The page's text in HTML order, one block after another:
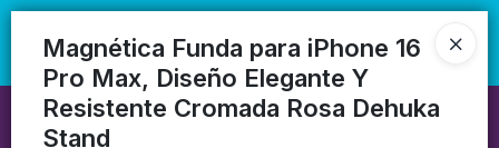
611834401934
Magnética Funda para iPhone 16
Pro Max, Diseño Elegante Y
Resistente Cromada Rosa Dehuka
Stand
directa | 📦 Comprá mayorista desde 10 unidades. ¡Registrate y
accedé a precios exclusivos!
Ingresar a la Tienda